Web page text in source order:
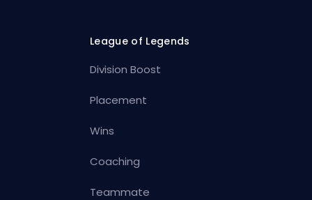
League of Legends
Division Boost
Placement
Wins
Coaching
Teammate